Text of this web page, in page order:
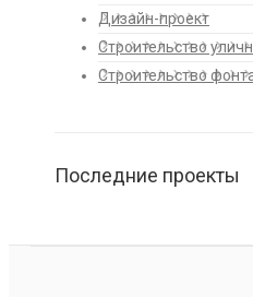
Дизайн-проект
Строительство
Строительство
Последние проекты